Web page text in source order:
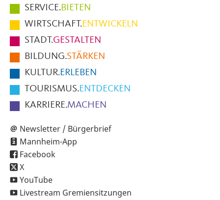
Hauptmenüpunkte
im
Fußbereich
der
Seite
SERVICE.BIETEN
WIRTSCHAFT.ENTWICKELN
STADT.GESTALTEN
BILDUNG.STÄRKEN
KULTUR.ERLEBEN
TOURISMUS.ENTDECKEN
KARRIERE.MACHEN
Newsletter / Bürgerbrief
Mannheim-App
Facebook
X
YouTube
Livestream Gremiensitzungen